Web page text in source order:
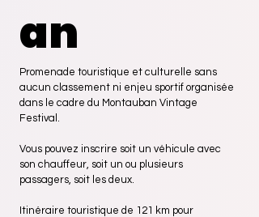
an
Promenade touristique et culturelle sans
aucun classement ni enjeu sportif organisée
dans le cadre du Montauban Vintage
Festival.
Vous pouvez inscrire soit un véhicule avec
son chauffeur, soit un ou plusieurs
passagers, soit les deux.
Itinéraire touristique de 121 km pour